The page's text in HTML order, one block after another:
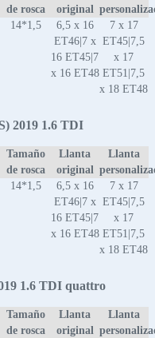
de rosca
original
14*1,5
6,5 x 16
ET46|7 x
16 ET45|7
x 16 ET48
7 x 17
ET45|7,5
x 17
ET51|7,5
x 18 ET48
2019 1.6 TDI
Tamaño
de rosca
Llanta
original
Llanta
14*1,5
6,5 x 16
ET46|7 x
16 ET45|7
x 16 ET48
7 x 17
ET45|7,5
x 17
ET51|7,5
x 18 ET48
1.6 TDI quattro
Tamaño
de rosca
Llanta
original
Llanta